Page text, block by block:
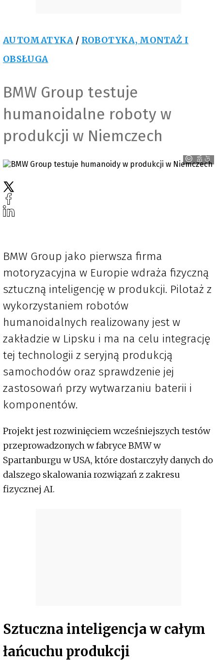
AUTOMATYKA / ROBOTYKA, MONTAŻ I
OBSŁUGA
BMW Group testuje
humanoidalne roboty w
produkcji w Niemczech
B
M
W
G
r
o
up
BMW Group jako pierwsza firma
motoryzacyjna w Europie wdraża fizyczną
sztuczną inteligencję w produkcji. Pilotaż z
wykorzystaniem robotów
humanoidalnych realizowany jest w
zakładzie w Lipsku i ma na celu integrację
tej technologii z seryjną produkcją
samochodów oraz sprawdzenie jej
zastosowań przy wytwarzaniu baterii i
komponentów.
Projekt jest rozwinięciem wcześniejszych testów
przeprowadzonych w fabryce BMW w
Spartanburgu w USA, które dostarczyły danych do
dalszego skalowania rozwiązań z zakresu
fizycznej AI.
Sztuczna inteligencja w całym
łańcuchu produkcji